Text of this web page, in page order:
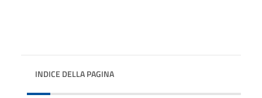
INDICE DELLA PAGINA